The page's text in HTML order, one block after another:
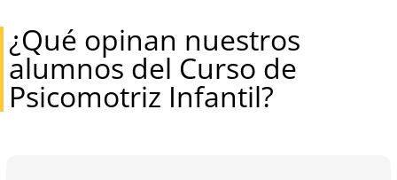
¿Qué opinan nuestros
alumnos del Curso de
Psicomotriz Infantil?